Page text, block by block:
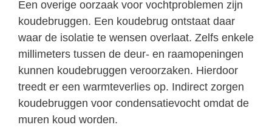
Een overige oorzaak voor vochtproblemen zijn
koudebruggen. Een koudebrug ontstaat daar
waar de isolatie te wensen overlaat. Zelfs enkele
millimeters tussen de deur- en raamopeningen
kunnen koudebruggen veroorzaken. Hierdoor
treedt er een warmteverlies op. Indirect zorgen
koudebruggen voor condensatievocht omdat de
muren koud worden.